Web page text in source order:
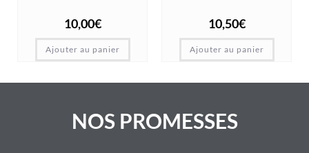
10,00€
Ajouter au panier
10,50€
Ajouter au panier
NOS PROMESSES